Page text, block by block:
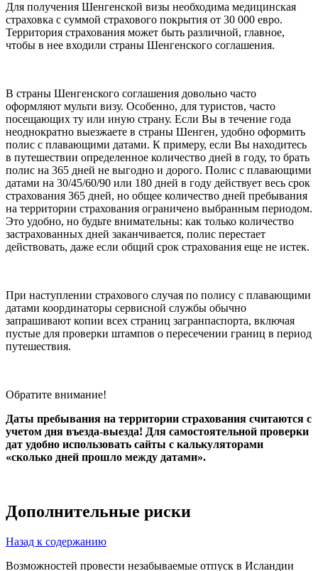
Для получения Шенгенской визы необходима медицинская
страховка с суммой страхового покрытия от 30 000 евро.
Территория страхования может быть различной, главное,
чтобы в нее входили страны Шенгенского соглашения.
В страны Шенгенского соглашения довольно часто
оформляют мульти визу. Особенно, для туристов, часто
посещающих ту или иную страну. Если Вы в течение года
неоднократно выезжаете в страны Шенген, удобно оформить
полис с плавающими датами. К примеру, если Вы находитесь
в путешествии определенное количество дней в году, то брать
полис на 365 дней не выгодно и дорого. Полис с плавающими
датами на 30/45/60/90 или 180 дней в году действует весь срок
страхования 365 дней, но общее количество дней пребывания
на территории страхования ограничено выбранным периодом.
Это удобно, но будьте внимательны: как только количество
застрахованных дней заканчивается, полис перестает
действовать, даже если общий срок страхования еще не истек.
При наступлении страхового случая по полису с плавающими
датами координаторы сервисной службы обычно
запрашивают копии всех страниц загранпаспорта, включая
пустые для проверки штампов о пересечении границ в период
путешествия.
Обратите внимание!
Даты пребывания на территории страхования считаются с
учетом дня въезда-выезда! Для самостоятельной проверки
дат удобно использовать сайты с калькуляторами
«сколько дней прошло между датами».
Дополнительные риски
Назад к содержанию
Возможностей провести незабываемые отпуск в Исландии